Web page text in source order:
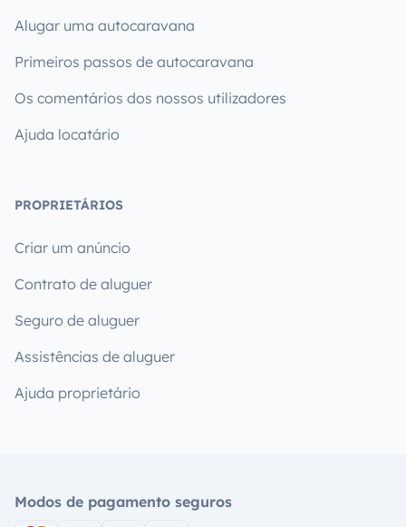
Alugar uma autocaravana
Primeiros passos de autocaravana
Os comentários dos nossos utilizadores
Ajuda locatário
PROPRIETÁRIOS
Criar um anúncio
Contrato de aluguer
Seguro de aluguer
Assistências de aluguer
Ajuda proprietário
Modos de pagamento seguros